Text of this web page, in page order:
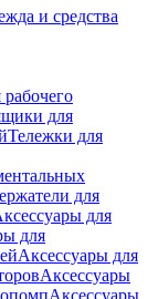
и средства
для
Тележки для
для
для
для
Аксессуары для
Аксессуары
Аксессуары